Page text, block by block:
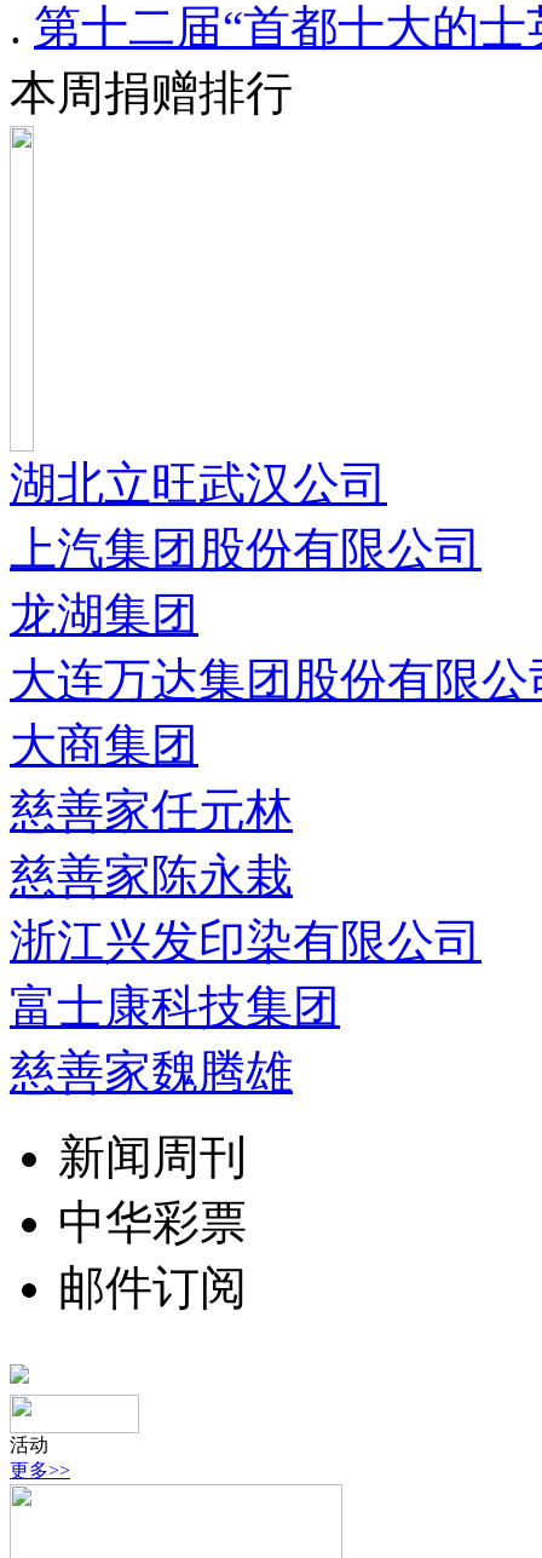
. 第十二届“首都十大的
本周捐赠排行
湖北立旺武汉公司
上汽集团股份有限公司
龙湖集团
大连万达集团股份有限公
大商集团
慈善家任元林
慈善家陈永栽
浙江兴发印染有限公司
富士康科技集团
慈善家魏腾雄
新闻周刊
中华彩票
邮件订阅
活动
更多>>